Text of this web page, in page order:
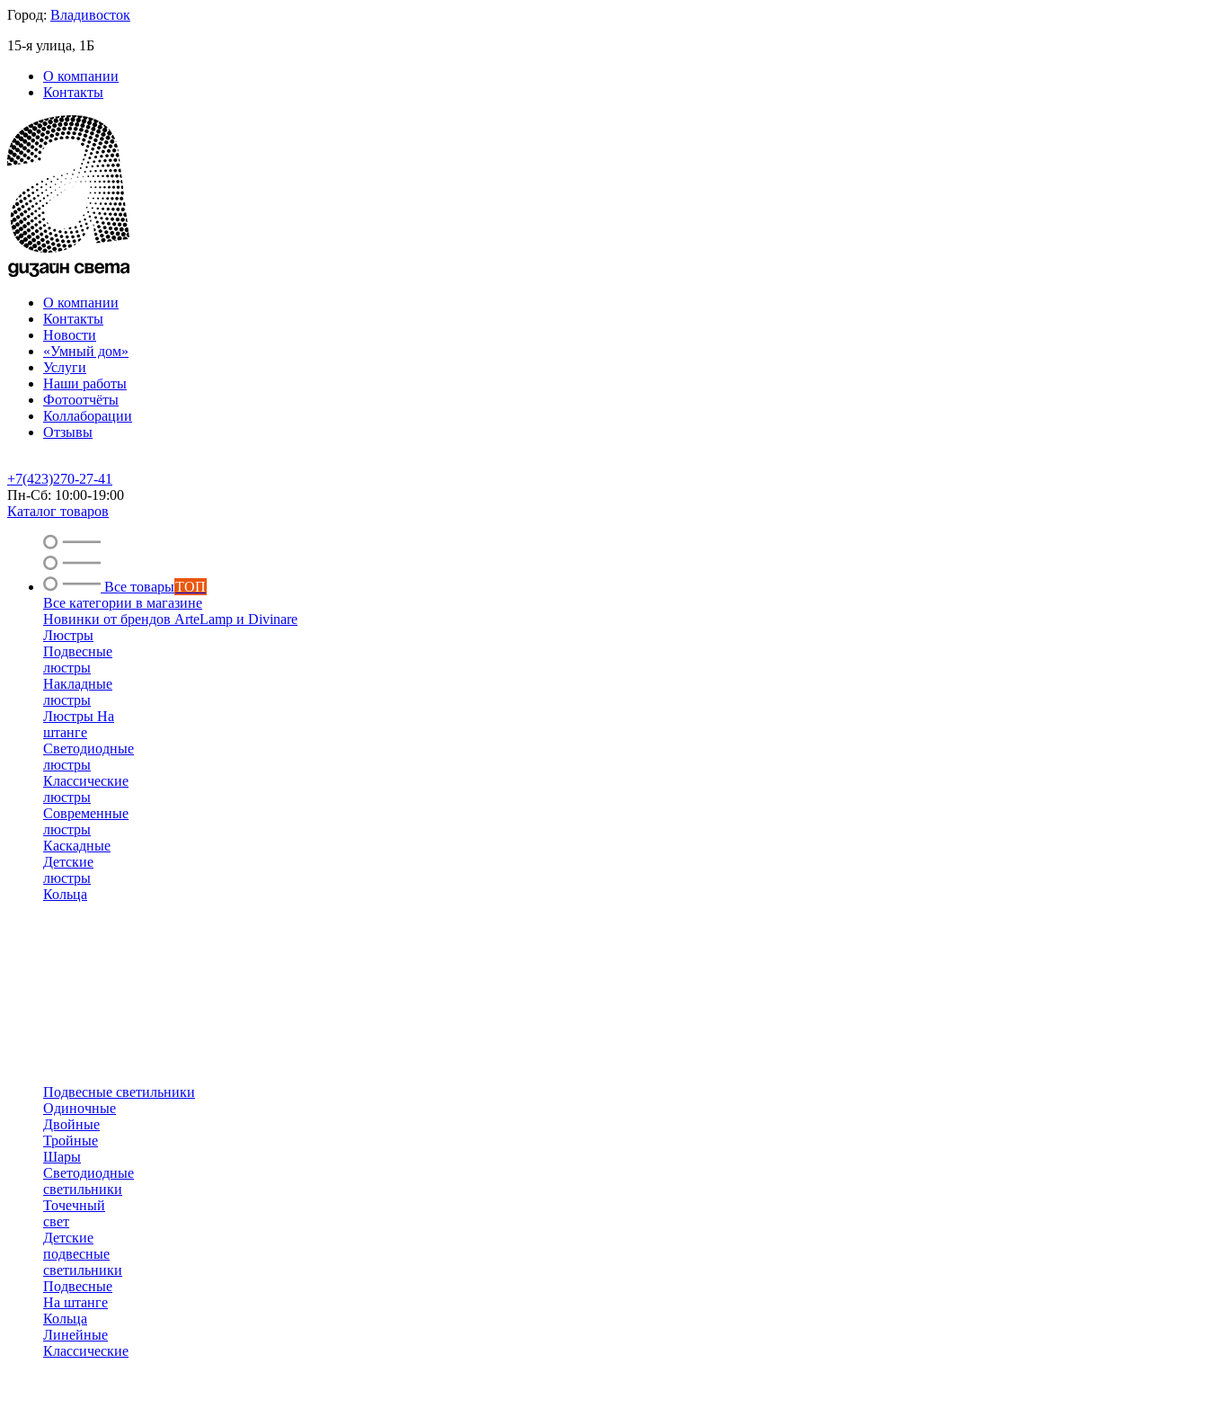
Город: Владивосток
15-я улица, 1Б
О компании
Контакты
О компании
Контакты
Новости
«Умный дом»
Услуги
Наши работы
Фотоотчёты
Коллаборации
Отзывы
+7(423)270-27-41
Пн-Сб: 10:00-19:00
Каталог товаров
Все товарыТОП
Все категории в магазине
Новинки от брендов ArteLamp и Divinare
Люстры
Подвесные
люстры
Накладные
люстры
Люстры На
штанге
Светодиодные
люстры
Классические
люстры
Современные
люстры
Каскадные
Детские
люстры
Кольца
Подвесные светильники
Одиночные
Двойные
Тройные
Шары
Светодиодные
светильники
Точечный
свет
Детские
подвесные
светильники
Подвесные
На штанге
Кольца
Линейные
Классические